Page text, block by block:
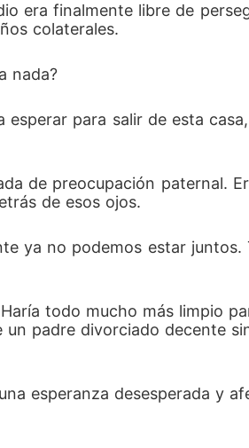
era finalmente libre de
colaterales.
nada?
para salir de esta
de preocupación paternal.
de esos ojos.
ya no podemos estar juntos.
todo mucho más limpio
padre divorciado decente
esperanza desesperada y